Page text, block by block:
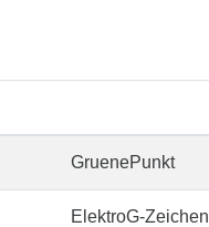
GruenePunkt
ElektroG-Zeichen